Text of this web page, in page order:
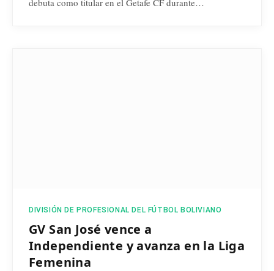
debuta como titular en el Getafe CF durante…
DIVISIÓN DE PROFESIONAL DEL FÚTBOL BOLIVIANO
GV San José vence a
Independiente y avanza en la Liga
Femenina